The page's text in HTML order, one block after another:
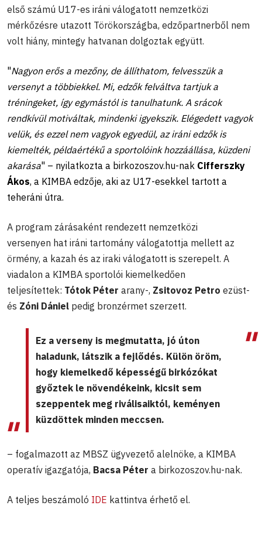
első számú U17-es iráni válogatott nemzetközi
mérkőzésre utazott Törökországba, edzőpartnerből nem
volt hiány, mintegy hatvanan dolgoztak együtt.
"Nagyon erős a mezőny, de állíthatom, felvesszük a
versenyt a többiekkel. Mi, edzők felváltva tartjuk a
tréningeket, így egymástól is tanulhatunk. A srácok
rendkívül motiváltak, mindenki igyekszik. Elégedett vagyok
velük, és ezzel nem vagyok egyedül, az iráni edzők is
kiemelték, példaértékű a sportolóink hozzáállása, küzdeni
akarása" – nyilatkozta a birkozoszov.hu-nak Cifferszky
Ákos, a KIMBA edzője, aki az U17-esekkel tartott a
teheráni útra.
A program zárásaként rendezett nemzetközi
versenyen hat iráni tartomány válogatottja mellett az
örmény, a kazah és az iraki válogatott is szerepelt. A
viadalon a KIMBA sportolói kiemelkedően
teljesítettek: Tótok Péter arany-, Zsitovoz Petro ezüst-
és Zóni Dániel pedig bronzérmet szerzett.
Ez a verseny is megmutatta, jó úton
haladunk, látszik a fejlődés. Külön öröm,
hogy kiemelkedő képességű birkózókat
győztek le növendékeink, kicsit sem
szeppentek meg riválisaiktól, keményen
küzdöttek minden meccsen.
– fogalmazott az MBSZ ügyvezető alelnöke, a KIMBA
operatív igazgatója, Bacsa Péter a birkozoszov.hu-nak.
A teljes beszámoló IDE kattintva érhető el.